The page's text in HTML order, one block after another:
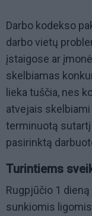
Darbo kodekso
darbo vietų
įstaigose ar
skelbiamas
lieka tuščia, nes
atvejais skelbiami
terminuotą
pasirinktą
Turintiems
Rugpjūčio 1
sunkiomis